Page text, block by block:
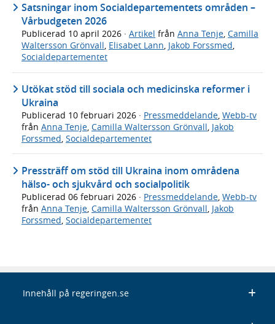
Satsningar inom Socialdepartementets områden –
Vårbudgeten 2026
Publicerad 10 april 2026 · Artikel från Anna Tenje, Camilla
Waltersson Grönvall, Elisabet Lann, Jakob Forssmed,
Socialdepartementet
Utökat stöd till sociala och medicinska reformer i
Ukraina
Publicerad 10 februari 2026 · Pressmeddelande, Webb-tv
från Anna Tenje, Camilla Waltersson Grönvall, Jakob
Forssmed, Socialdepartementet
Pressträff om stöd till Ukraina inom områdena
hälso- och sjukvård och socialpolitik
Publicerad 06 februari 2026 · Pressmeddelande Webb-tv
från Anna Tenje Camilla Waltersson Grönvall Jakob
Forssmed Socialdepartementet
Innehåll på regeringen.se